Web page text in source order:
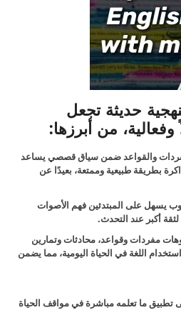
حديثة تجعل
وفعالية، من أبرزها:
والقواعد ضمن سياق قصصي يساعد
بطريقة طبيعية وممتعة، بعيدًا عن
يسهل على المبتدئين فهم الأصوات
أكبر عند التحدث.
مفردات وقواعد، محادثات وتمارين
اللغة في الحياة اليومية، مما يضمن
تطبيق ما تعلمه مباشرة في مواقف الحياة